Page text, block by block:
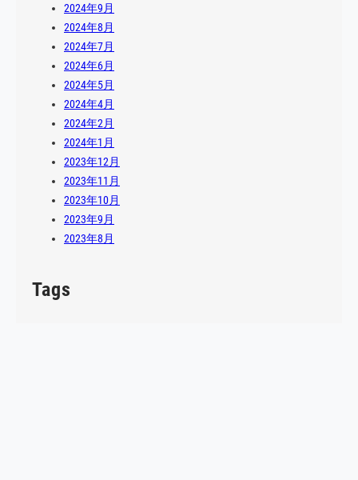
2024年9月
2024年8月
2024年7月
2024年6月
2024年5月
2024年4月
2024年2月
2024年1月
2023年12月
2023年11月
2023年10月
2023年9月
2023年8月
Tags